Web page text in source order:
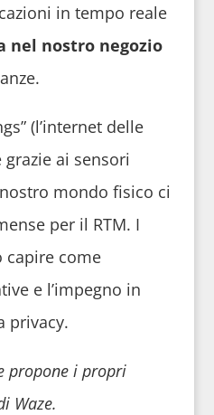
in tempo reale
nel nostro negozio
(l’internet delle
grazie ai sensori
mondo fisico ci
per il RTM. I
capire come
e l’impegno in
privacy.
propone i propri
Waze.